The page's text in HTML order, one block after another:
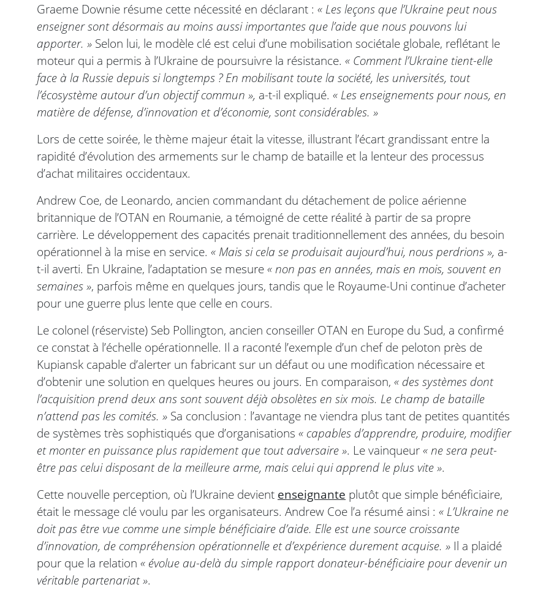
Graeme Downie résume cette nécessité en déclarant : « Les leçons que l’Ukraine peut nous
enseigner sont désormais au moins aussi importantes que l’aide que nous pouvons lui
apporter. » Selon lui, le modèle clé est celui d’une mobilisation sociétale globale, reflétant le
moteur qui a permis à l’Ukraine de poursuivre la résistance. « Comment l’Ukraine tient-elle
face à la Russie depuis si longtemps ? En mobilisant toute la société, les universités, tout
l’écosystème autour d’un objectif commun », a-t-il expliqué. « Les enseignements pour nous, en
matière de défense, d’innovation et d’économie, sont considérables. »
Lors de cette soirée, le thème majeur était la vitesse, illustrant l’écart grandissant entre la
rapidité d’évolution des armements sur le champ de bataille et la lenteur des processus
d’achat militaires occidentaux.
Andrew Coe, de Leonardo, ancien commandant du détachement de police aérienne
britannique de l’OTAN en Roumanie, a témoigné de cette réalité à partir de sa propre
carrière. Le développement des capacités prenait traditionnellement des années, du besoin
opérationnel à la mise en service. « Mais si cela se produisait aujourd’hui, nous perdrions », a-
t-il averti. En Ukraine, l’adaptation se mesure« non pas en années, mais en mois, souvent en
semaines », parfois même en quelques jours, tandis que le Royaume-Uni continue d’acheter
pour une guerre plus lente que celle en cours.
Le colonel (réserviste) Seb Pollington, ancien conseiller OTAN en Europe du Sud, a confirmé
ce constat à l’échelle opérationnelle. Il a raconté l’exemple d’un chef de peloton près de
Kupiansk capable d’alerter un fabricant sur un défaut ou une modification nécessaire et
d’obtenir une solution en quelques heures ou jours. En comparaison, « des systèmes dont
l’acquisition prend deux ans sont souvent déjà obsolètes en six mois. Le champ de bataille
n’attend pas les comités. » Sa conclusion : l’avantage ne viendra plus tant de petites quantités
de systèmes très sophistiqués que d’organisations « capables d’apprendre, produire, modifier
et monter en puissance plus rapidement que tout adversaire ». Le vainqueur« ne sera peut-
être pas celui disposant de la meilleure arme, mais celui qui apprend le plus vite ».
Cette nouvelle perception, où l’Ukraine devient enseignante plutôt que simple bénéficiaire,
était le message clé voulu par les organisateurs. Andrew Coe l’a résumé ainsi : « L’Ukraine ne
doit pas être vue comme une simple bénéficiaire d’aide. Elle est une source croissante
d’innovation, de compréhension opérationnelle et d’expérience durement acquise. » Il a plaidé
pour que la relation « évolue au-delà du simple rapport donateur-bénéficiaire pour devenir un
véritable partenariat ».